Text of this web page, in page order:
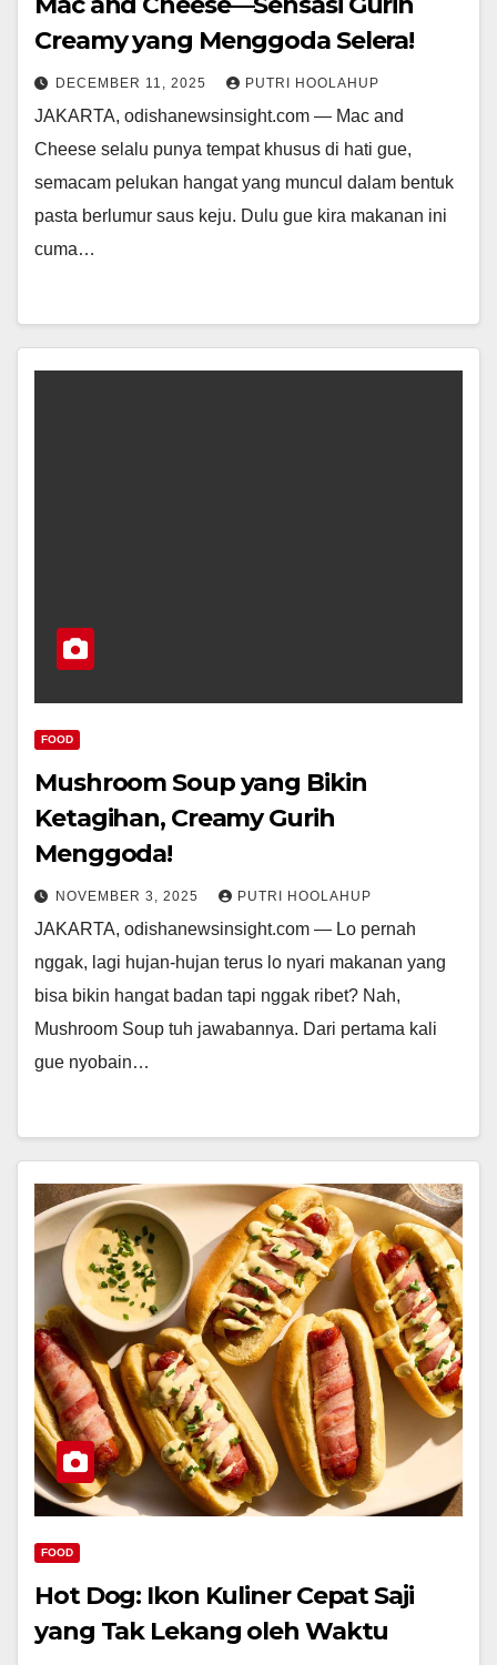
Creamy yang Menggoda Selera!
DECEMBER 11, 2025 PUTRI HOOLAHUP
JAKARTA, odishanewsinsight.com — Mac and
Cheese selalu punya tempat khusus di hati gue,
semacam pelukan hangat yang muncul dalam bentuk
pasta berlumur saus keju. Dulu gue kira makanan ini
cuma…
FOOD
Mushroom Soup yang Bikin
Ketagihan, Creamy Gurih
Menggoda!
NOVEMBER 3, 2025 PUTRI HOOLAHUP
JAKARTA, odishanewsinsight.com — Lo pernah
nggak, lagi hujan-hujan terus lo nyari makanan yang
bisa bikin hangat badan tapi nggak ribet? Nah,
Mushroom Soup tuh jawabannya. Dari pertama kali
gue nyobain…
FOOD
Hot Dog: Ikon Kuliner Cepat Saji
yang Tak Lekang oleh Waktu